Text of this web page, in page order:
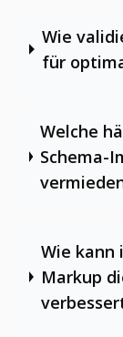
Wie
für
Welche
Schema-
Wie kann
Markup